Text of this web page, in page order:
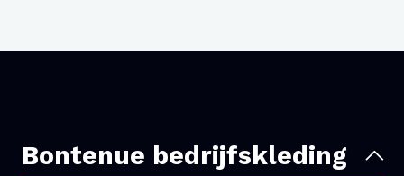
Bontenue bedrijfskleding